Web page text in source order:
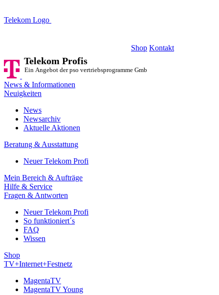
Telekom Logo
Shop Kontakt
Telekom Profis
Ein Angebot der pso vertriebsprogramme GmbH
News & Informationen
Neuigkeiten
News
Newsarchiv
Aktuelle Aktionen
Beratung & Ausstattung
Neuer Telekom Profi
Mein Bereich & Aufträge
Hilfe & Service
Fragen & Antworten
Neuer Telekom Profi
So funktioniert´s
FAQ
Wissen
Shop
TV+Internet+Festnetz
MagentaTV
MagentaTV Young